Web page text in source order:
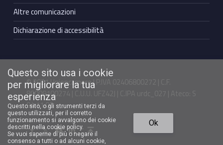
Altre comunicazioni
Dichiarazione di accessibilità
© 2021 Unioncamere | P.IVA 02406800272 | C.F.
80009100274 | C.U.U. UFZ42J | C.IPA urdc_027 | Ateco: S
94.11.00
Facebook Unioncamere VenetoTwitter Unioncamere VenetoYoutube Unioncamere VenetoLinkedin Unioncamere Veneto Torna in cima ↑
Questo sito usa i cookie
per migliorare la tua
esperienza
Questo sito, o gli strumenti terzi da
questo utilizzati, per il corretto
funzionamento si avvalgono dei cookie
descritti nella cookie policy.
Se vuoi saperne di più o negare il
consenso a tutti o ad alcuni cookie,
Ok